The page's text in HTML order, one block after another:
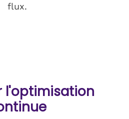
flux.
l'optimisation